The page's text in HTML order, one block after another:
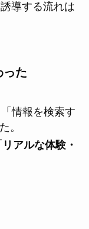
導する流れは
た
情報を検索す
。
リアルな体験・